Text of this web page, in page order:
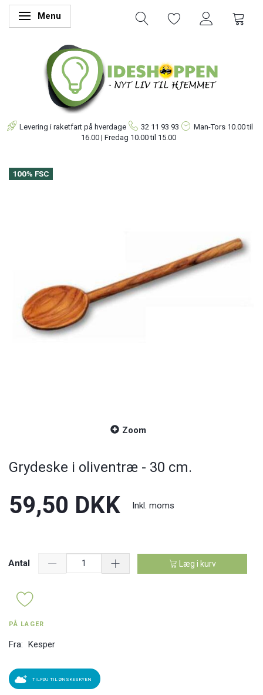
Skifte navigation
Menu
Levering i raketfart på hverdage 32 11 93 93 Man-Tors 10.00 til
16.00 | Fredag 10.00 til 15.00
100% FSC
Zoom
Grydeske i oliventræ - 30 cm.
59,50 DKK Inkl. moms
Antal Læg i kurv
PÅ LAGER
Fra: Kesper
TILFØJ TIL ØNSKESKYEN